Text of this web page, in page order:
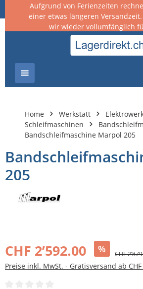
springen
Aufgrund von Ferienzeiten
einer etwas längeren
wir wieder vollumfänglich
Home Werkstatt
Schleifmaschinen
Bandschleifmaschine Marpol 205
205
CHF 2’592.00 % CHF
Preise inkl. MwSt. - Gratisversand ab CHF